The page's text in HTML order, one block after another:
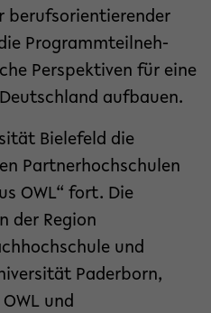
berufsorientierender
Programmteilneh-
Perspektiven für eine
aufbauen.
Bielefeld die
Partnerhochschulen
OWL“ fort. Die
der Region
und
Paderborn,
und